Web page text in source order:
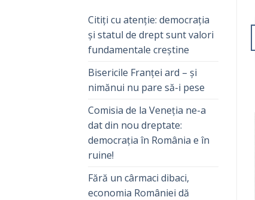
Citiți cu atenție: democrația
și statul de drept sunt valori
fundamentale creștine
Bisericile Franței ard – și
nimănui nu pare să-i pese
Comisia de la Veneția ne-a
dat din nou dreptate:
democrația în România e în
ruine!
Fără un cârmaci dibaci,
economia României dă